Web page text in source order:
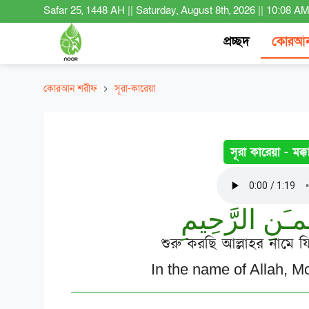
Safar 25, 1448 AH || Saturday, August 8th, 2026 || 10:08 AM
প্রচ্ছদ
কোরআন শরীফ সূরা-কারেয়া
সূরা কারেয়া -
الرَّحِيمِ
শুরু করছি আল্লাহর নামে
In the name of Allah,